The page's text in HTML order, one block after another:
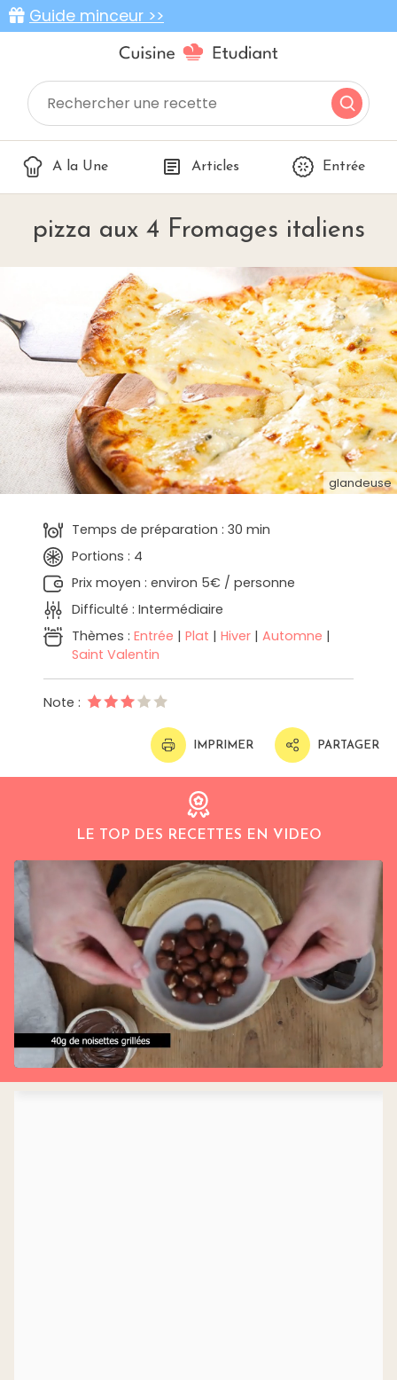
Guide minceur >>
A la Une Articles Entrée
pizza aux 4 Fromages italiens
glandeuse
Temps de préparation : 30 min
Portions : 4
Prix moyen : environ 5€ / personne
Difficulté : Intermédiaire
Thèmes : Entrée | Plat | Hiver | Automne |
Saint Valentin
Note :
IMPRIMER PARTAGER
LE TOP DES RECETTES EN VIDEO